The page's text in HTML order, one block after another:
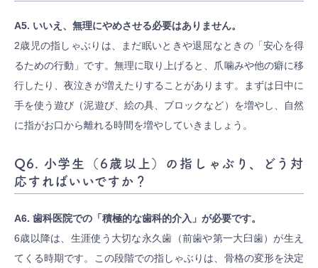
A5. いいえ、無理にやめさせる必要はありません。
2歳児の指しゃぶりは、まだ眠いときや退屈なときの「安心を得
るための行動」です。無理に取り上げると、爪噛みや他の癖に移
行したり、夜泣きが増えたりすることがあります。まずは日中に
手を使う遊び（泥遊び、絵の具、ブロックなど）を増やし、自然
に指がお口から離れる時間を増やしていきましょう。
Q6. 小学生（6歳以上）の指しゃぶり、どう対
応すればいいですか？
A6. 歯科医院での「積極的な歯科的介入」が必要です。
6歳以降は、生涯使う大切な永久歯（前歯や第一大臼歯）が生え
てくる時期です。この段階での指しゃぶりは、骨格の変形を決定